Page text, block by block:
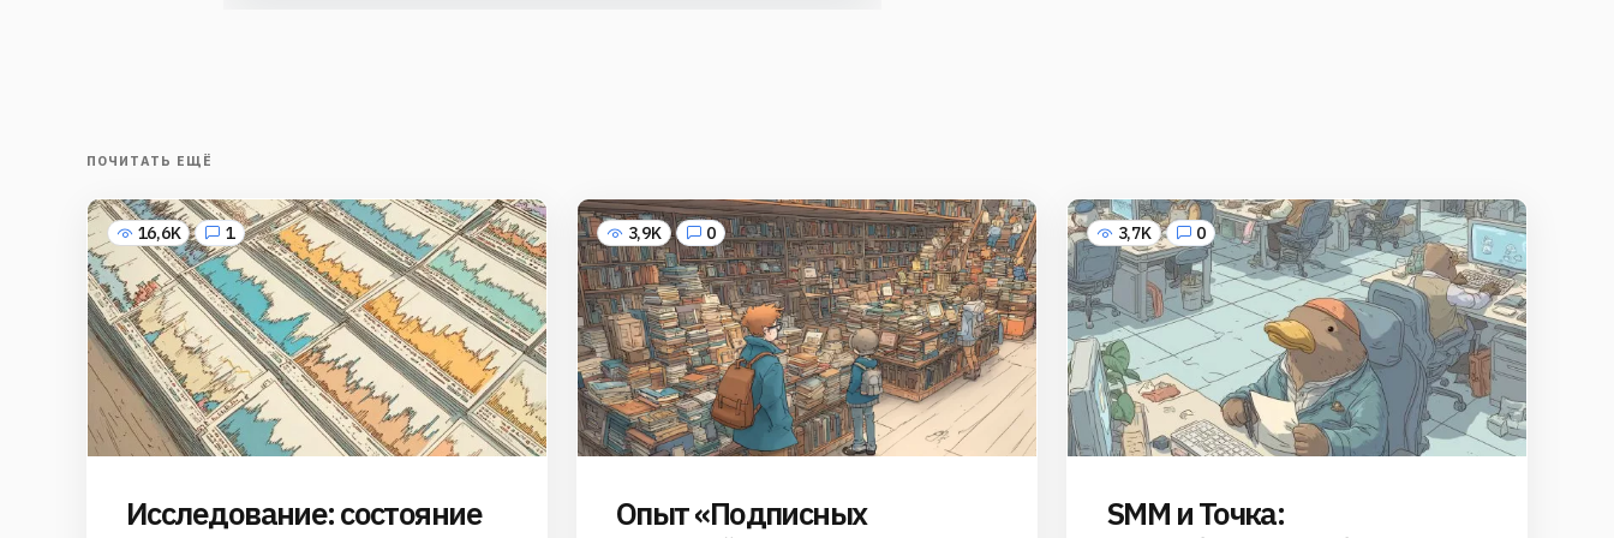
ПОЧИТАТЬ ЕЩЁ
16,6K 1
Исследование: состояние
3,9K 0
Опыт «Подписных
3,7K 0
SMM и Точка: